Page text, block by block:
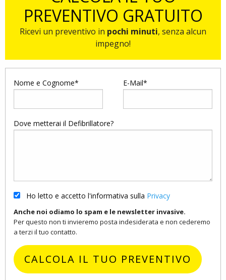
PREVENTIVO GRATUITO
Ricevi un preventivo in pochi minuti, senza alcun
impegno!
Nome e Cognome* E-Mail*
Dove metterai il Defibrillatore?
Ho letto e accetto l'informativa sulla Privacy
Anche noi odiamo lo spam e le newsletter invasive.
Per questo non ti invieremo posta indesiderata e non cederemo
a terzi il tuo contatto.
CALCOLA IL TUO PREVENTIVO